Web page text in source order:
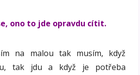
ono to jde opravdu cítit.
na malou tak musím, když
tak jdu a když je potřeba